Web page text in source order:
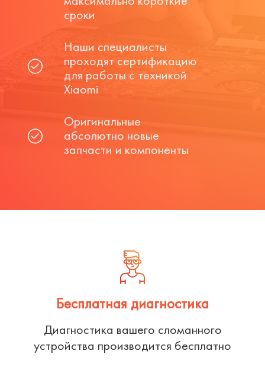
сроки
Наши специалисты
проходят сертификацию
для работы с техникой
Xiaomi
Оригинальные
абсолютно новые
запчасти и компоненты
Бесплатная диагностика
Диагностика вашего сломанного
устройства производится бесплатно